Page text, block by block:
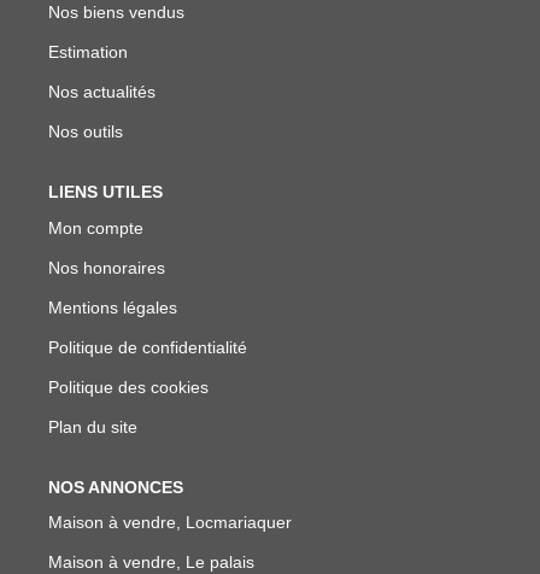
Nos biens vendus
Estimation
Nos actualités
Nos outils
LIENS UTILES
Mon compte
Nos honoraires
Mentions légales
Politique de confidentialité
Politique des cookies
Plan du site
NOS ANNONCES
Maison à vendre, Locmariaquer
Maison à vendre, Le palais